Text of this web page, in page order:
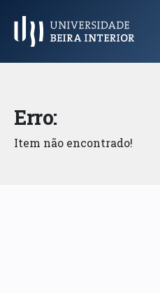
Menu Principal
Erro:
Item não encontrado!